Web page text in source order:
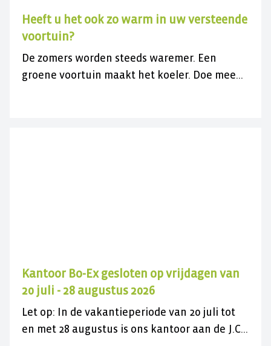
Heeft u het ook zo warm in uw versteende
voortuin?
De zomers worden steeds waremer. Een
groene voortuin maakt het koeler. Doe mee
Kantoor Bo-Ex gesloten op vrijdagen van
20 juli - 28 augustus 2026
Let op: In de vakantieperiode van 20 juli tot
en met 28 augustus is ons kantoor aan de J.C.